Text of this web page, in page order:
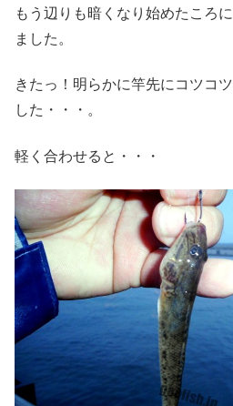
もう辺りも暗くなり始めたころ
ました。
きたっ！明らかに竿先にコツコ
した・・・。
軽く合わせると・・・